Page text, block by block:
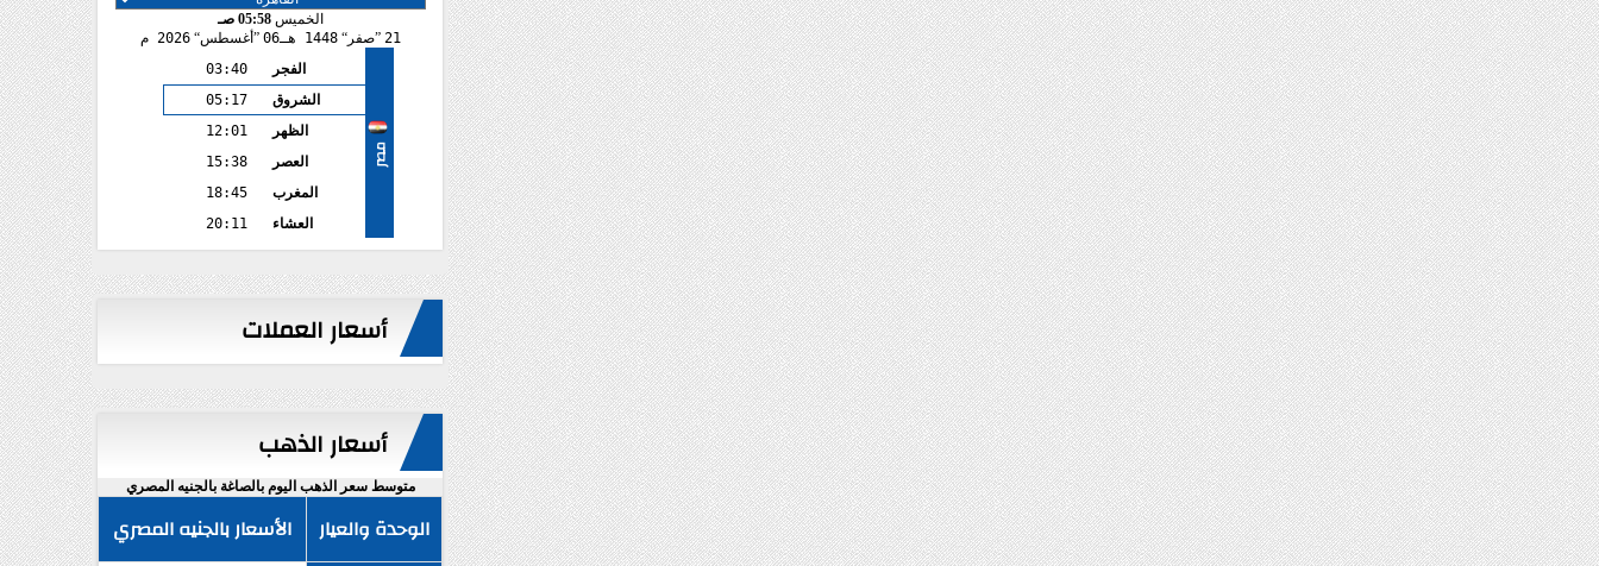
الخميس05:58 صـ
21
صفر 1448 هـ 06 أغسطس 2026 م
مصر
الفجر
03:40
الشروق
05:17
الظهر
12:01
العصر
15:38
المغرب
18:45
العشاء
20:11
أسعار العملات
أسعار الذهب
متوسط سعر الذهب اليوم بالصاغة بالجنيه المصري
الوحدة والعيار الأسعار بالجنيه المصري